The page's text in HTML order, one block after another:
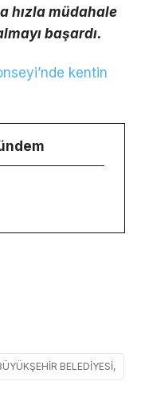
hızla müdahale
başardı.
kentin
BELEDIYESI,